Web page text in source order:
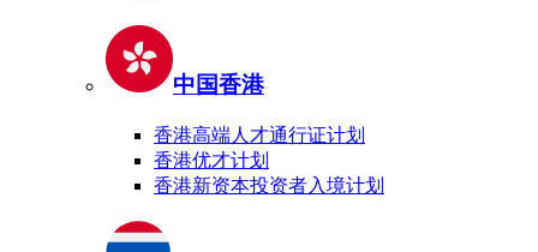
中国香港
香港高端人才通行证计划
香港优才计划
香港新资本投资者入境计划